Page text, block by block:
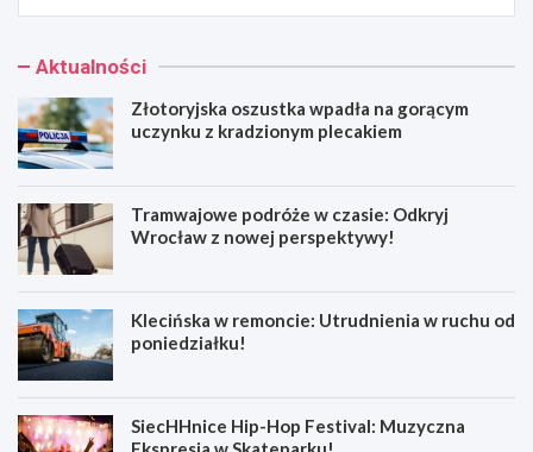
Aktualności
Złotoryjska oszustka wpadła na gorącym
uczynku z kradzionym plecakiem
Tramwajowe podróże w czasie: Odkryj
Wrocław z nowej perspektywy!
Klecińska w remoncie: Utrudnienia w ruchu od
poniedziałku!
SiecHHnice Hip-Hop Festival: Muzyczna